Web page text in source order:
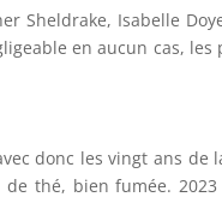
Sheldrake, Isabelle
en aucun cas,
donc les vingt ans
thé, bien fumée.